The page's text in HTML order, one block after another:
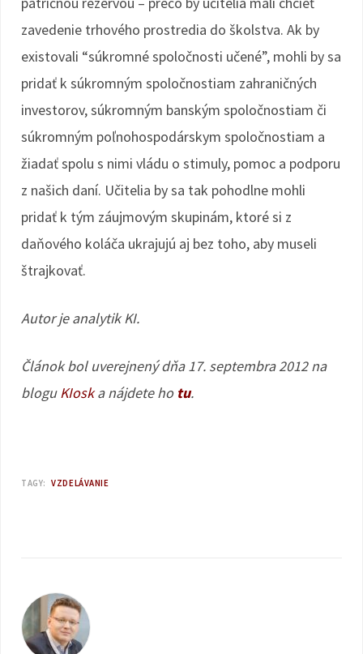
zavedenie trhového prostredia do školstva. Ak by
existovali “súkromné spoločnosti učené”, mohli by sa
pridať k súkromným spoločnostiam zahraničných
investorov, súkromným banským spoločnostiam či
súkromným poľnohospodárskym spoločnostiam a
žiadať spolu s nimi vládu o stimuly, pomoc a podporu
z našich daní. Učitelia by sa tak pohodlne mohli
pridať k tým záujmovým skupinám, ktoré si z
daňového koláča ukrajujú aj bez toho, aby museli
štrajkovať.
Autor je analytik KI.
Článok bol uverejnený dňa 17. septembra 2012 na
bloguKIoska nájdete ho tu.
TAGY: VZDELÁVANIE